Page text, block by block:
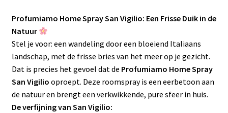
Profumiamo Home Spray San Vigilio: Een Frisse Duik in de
Natuur
Stel je voor: een wandeling door een bloeiend Italiaans
landschap, met de frisse bries van het meer op je gezicht.
Dat is precies het gevoel dat de Profumiamo Home Spray
San Vigilio oproept. Deze roomspray is een eerbetoon aan
de natuur en brengt een verkwikkende, pure sfeer in huis.
De verfijning van San Vigilio: